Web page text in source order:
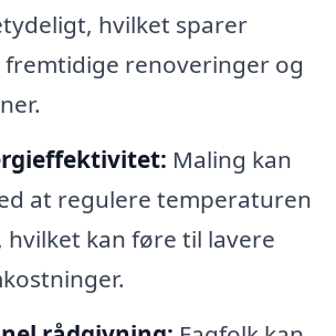
hvilket sparer
fremtidige renoveringer og
Maling kan
at regulere temperaturen
hvilket kan føre til lavere